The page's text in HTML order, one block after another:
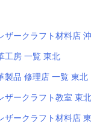
ザークラフト材料店
工房 一覧 東北
製品 修理店 一覧 東北
ザークラフト教室 東北
ザークラフト材料店